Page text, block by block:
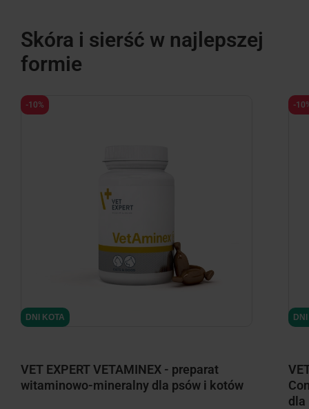
Skóra i sierść w najlepszej
formie
DNI KOTA
VET EXPERT VETAMINEX - preparat
witaminowo-mineralny dla psów i kotów
-10%
dla
-